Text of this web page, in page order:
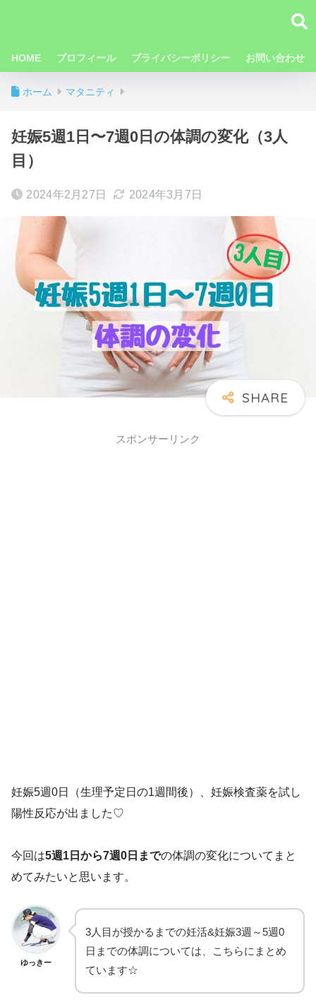
HOME プロフィール プライバシーポリシー お問い合わせ
ホーム マタニティ
妊娠5週1日〜7週0日の体調の変化（3人
目）
2024年2月27日 2024年3月7日
スポンサーリンク
妊娠5週0日（生理予定日の1週間後）、妊娠検査薬を試し
陽性反応が出ました♡
今回は5週1日から7週0日までの体調の変化についてまと
めてみたいと思います。
ゆっきー
3人目が授かるまでの妊活&妊娠3週～5週0
日までの体調については、こちらにまとめ
ています☆